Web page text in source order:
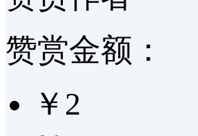
赞赏金额：
￥2